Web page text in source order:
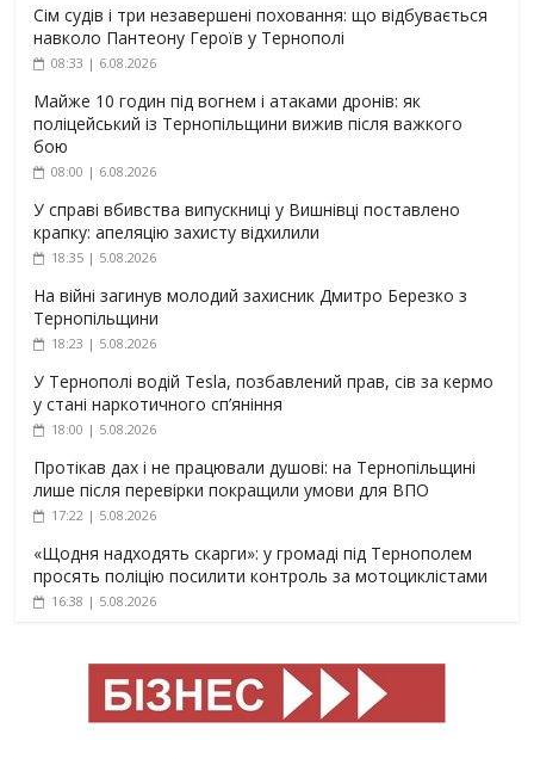
Сім судів і три незавершені поховання: що відбувається
навколо Пантеону Героїв у Тернополі
08:33 | 6.08.2026
Майже 10 годин під вогнем і атаками дронів: як
поліцейський із Тернопільщини вижив після важкого
бою
08:00 | 6.08.2026
У справі вбивства випускниці у Вишнівці поставлено
крапку: апеляцію захисту відхилили
18:35 | 5.08.2026
На війні загинув молодий захисник Дмитро Березко з
Тернопільщини
18:23 | 5.08.2026
У Тернополі водій Tesla, позбавлений прав, сів за кермо
у стані наркотичного сп’яніння
18:00 | 5.08.2026
Протікав дах і не працювали душові: на Тернопільщині
лише після перевірки покращили умови для ВПО
17:22 | 5.08.2026
«Щодня надходять скарги»: у громаді під Тернополем
просять поліцію посилити контроль за мотоциклістами
16:38 | 5.08.2026